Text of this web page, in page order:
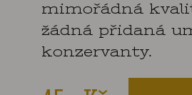
mimořádná
žádná přidaná
konzervanty.